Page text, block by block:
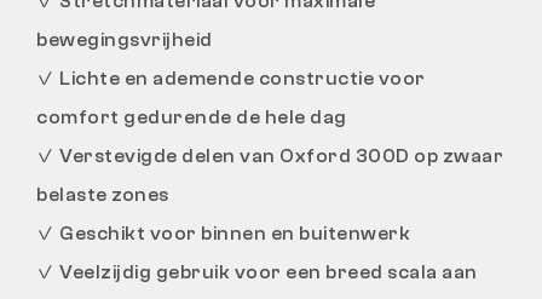
bewegingsvrijheid
✓ Lichte en ademende constructie voor
comfort gedurende de hele dag
✓ Verstevigde delen van Oxford 300D op zwaar
belaste zones
✓ Geschikt voor binnen en buitenwerk
✓ Veelzijdig gebruik voor een breed scala aan